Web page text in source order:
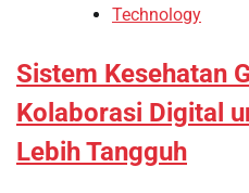
Technology
Sistem Kesehatan
Kolaborasi Digital
Lebih Tangguh